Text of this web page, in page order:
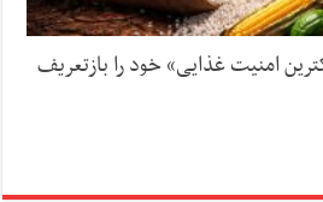
امنیت غذایی» خود را بازتعریف